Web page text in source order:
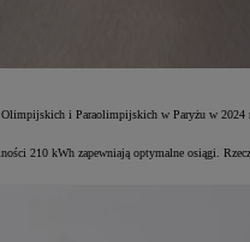
Olimpijskich i Paraolimpijskich w Paryżu w 2024
210 kWh zapewniają optymalne osiągi.